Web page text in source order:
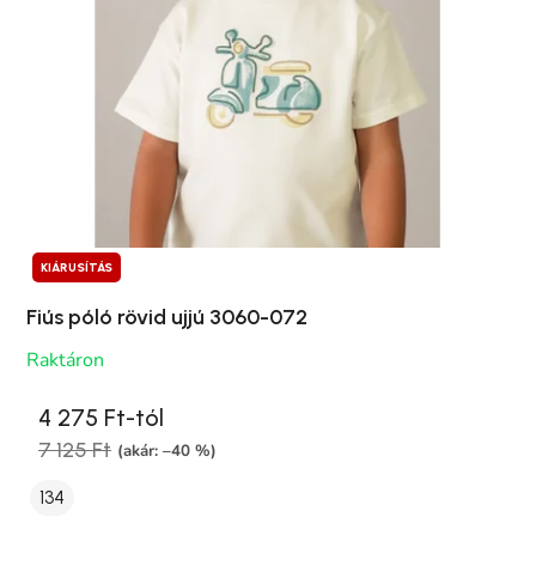
KIÁRUSÍTÁS
Fiús póló rövid ujjú 3060-072
Raktáron
4 275 Ft-tól
7 125 Ft (akár: –40 %)
134